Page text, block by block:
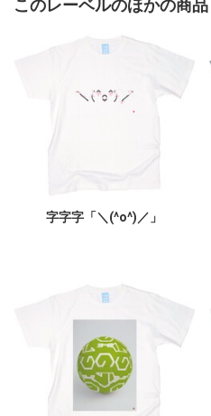
このレーベルのほかの商品
字字字「＼(^o^)／」